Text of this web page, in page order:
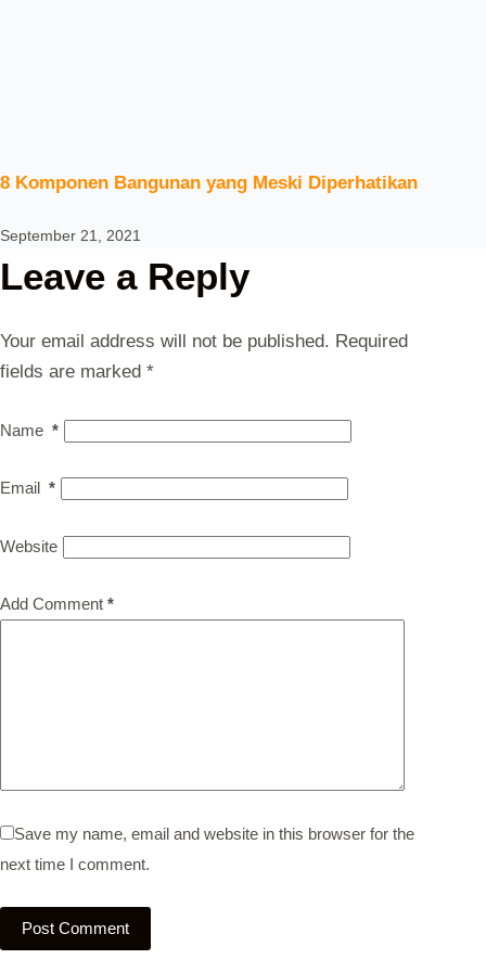
8 Komponen Bangunan yang Meski Diperhatikan
September 21, 2021
Leave a Reply
Your email address will not be published. Required
fields are marked *
Name *
Email *
Website
Add Comment *
Save my name, email and website in this browser for the
next time I comment.
Post Comment